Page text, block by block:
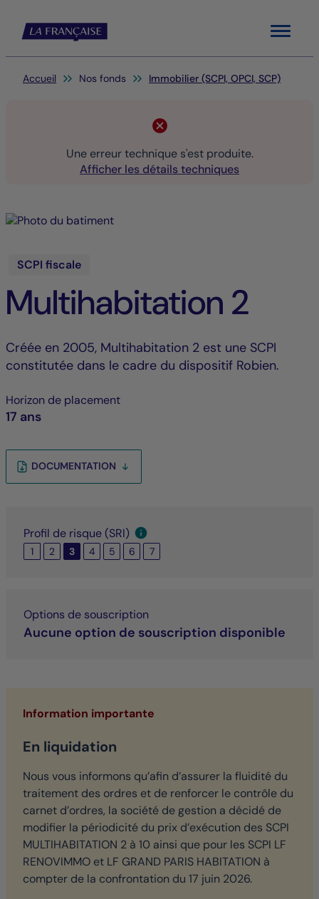
Menu
Vous êtes ici:
Accueil Nos fonds Immobilier (SCPI, OPCI, SCP)
Une erreur technique s'est produite.
Afficher les détails techniques
SCPI fiscale
Multihabitation 2
Créée en 2005, Multihabitation 2 est une SCPI
constitutée dans le cadre du dispositif Robien.
Horizon de placement
17 ans
DOCUMENTATION
Profil de risque (SRI)
1 2 3 4 5 6 7
Options de souscription
Aucune option de souscription disponible
Information importante
En liquidation
Nous vous informons qu’afin d’assurer la fluidité du
traitement des ordres et de renforcer le contrôle du
carnet d’ordres, la société de gestion a décidé de
modifier la périodicité du prix d’exécution des SCPI
MULTIHABITATION 2 à 10 ainsi que pour les SCPI LF
RENOVIMMO et LF GRAND PARIS HABITATION à
compter de la confrontation du 17 juin 2026.